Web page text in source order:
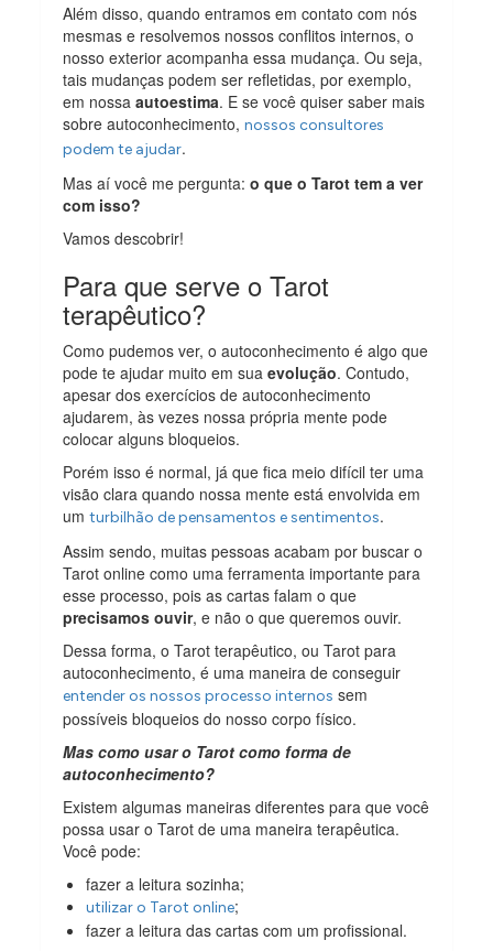
Além disso, quando entramos em contato com nós
mesmas e resolvemos nossos conflitos internos, o
nosso exterior acompanha essa mudança. Ou seja,
tais mudanças podem ser refletidas, por exemplo,
em nossaautoestima. E se você quiser saber mais
sobre autoconhecimento,nossos consultores
podem te ajudar.
Mas aí você me pergunta:o que o Tarot tem a ver
com isso?
Vamos descobrir!
Para que serve o Tarot
terapêutico?
Como pudemos ver, o autoconhecimento é algo que
pode te ajudar muito em suaevolução. Contudo,
apesar dos exercícios de autoconhecimento
ajudarem, às vezes nossa própria mente pode
colocar alguns bloqueios.
Porém isso é normal, já que fica meio difícil ter uma
visão clara quando nossa mente está envolvida em
umturbilhão de pensamentos e sentimentos.
Assim sendo, muitas pessoas acabam por buscar o
Tarot online como uma ferramenta importante para
esse processo, pois as cartas falam o que
precisamos ouvir, e não o que queremos ouvir.
Dessa forma, o Tarot terapêutico, ou Tarot para
autoconhecimento, é uma maneira de conseguir
entender os nossos processo internos sem
possíveis bloqueios do nosso corpo físico.
Mas como usar o Tarot como forma de
autoconhecimento?
Existem algumas maneiras diferentes para que você
possa usar o Tarot de uma maneira terapêutica.
Você pode:
fazer a leitura sozinha;
utilizar o Tarot online;
fazer a leitura das cartas com um profissional.